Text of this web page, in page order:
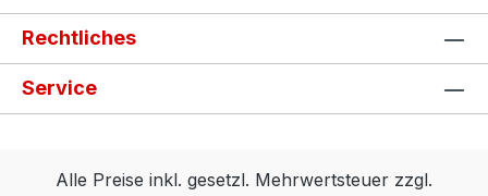
Rechtliches
Service
Alle Preise inkl. gesetzl. Mehrwertsteuer zzgl.